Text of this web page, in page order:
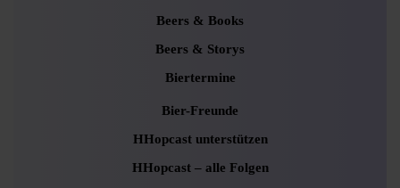
Beers & Books
Beers & Storys
Biertermine
Bier-Freunde
HHopcast unterstützen
HHopcast – alle Folgen